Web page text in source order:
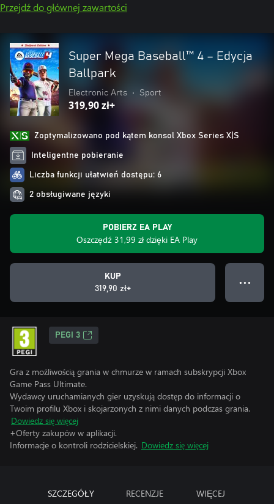
Przejdź do głównej zawartości
Super Mega Baseball™ 4 – Edycja
Ballpark
Electronic Arts • Sport
319,90 zł+
Zoptymalizowano pod kątem konsol Xbox Series X|S
Inteligentne pobieranie
Liczba funkcji ułatwień dostępu: 6
2 obsługiwane języki
POBIERZ EA PLAY
Oszczędź 31,99 zł dzięki EA Play
KUP
319,90 zł+
● ● ●
PEGI 3
Gra z możliwością grania w chmurze w ramach subskrypcji Xbox
Game Pass Ultimate.
Wydawcy uruchamianych gier uzyskują dostęp do informacji o
Twoim profilu Xbox i skojarzonych z nimi danych podczas grania.
Dowiedz się więcej
+Oferty zakupów w aplikacji.
Informacje o kontroli rodzicielskiej. Dowiedz się więcej
SZCZEGÓŁY RECENZJE WIĘCEJ